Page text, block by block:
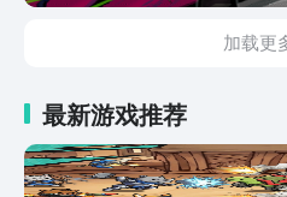
加载更
最新游戏推荐